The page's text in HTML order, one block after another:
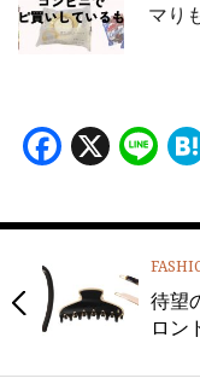
マり
X
待望
ロン